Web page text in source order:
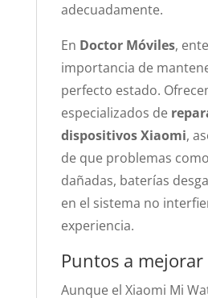
adecuadamente.
En Doctor Móviles,
importancia de
perfecto estado.
especializados de
dispositivos Xiaomi,
de que problemas
dañadas, baterías
en el sistema no
experiencia.
Puntos a mejorar
Aunque el Xiaomi Mi